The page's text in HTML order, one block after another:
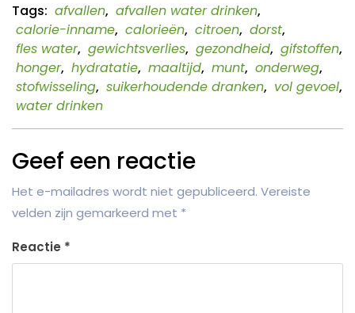
Tags: afvallen, afvallen water drinken,
calorie-inname, calorieën, citroen, dorst,
fles water, gewichtsverlies, gezondheid, gifstoffen,
honger, hydratatie, maaltijd, munt, onderweg,
stofwisseling, suikerhoudende dranken, vol gevoel,
water drinken
Geef een reactie
Het e-mailadres wordt niet gepubliceerd. Vereiste
velden zijn gemarkeerd met *
Reactie *